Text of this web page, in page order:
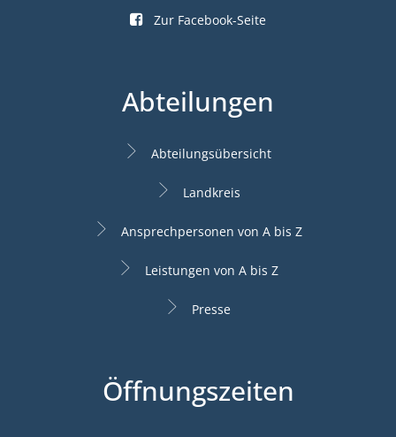
Zur Facebook-Seite
Abteilungen
Abteilungsübersicht
Landkreis
Ansprechpersonen von A bis Z
Leistungen von A bis Z
Presse
Öffnungszeiten